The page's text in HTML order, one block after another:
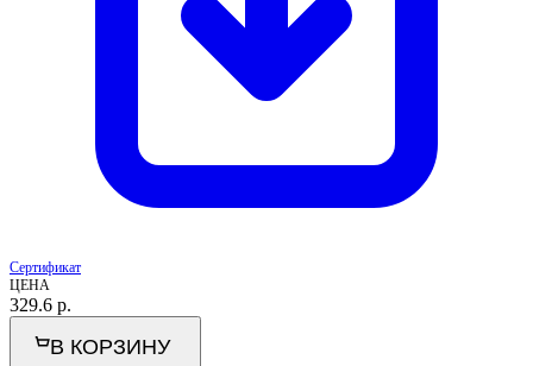
Сертификат
ЦЕНА
329.6 р.
В КОРЗИНУ